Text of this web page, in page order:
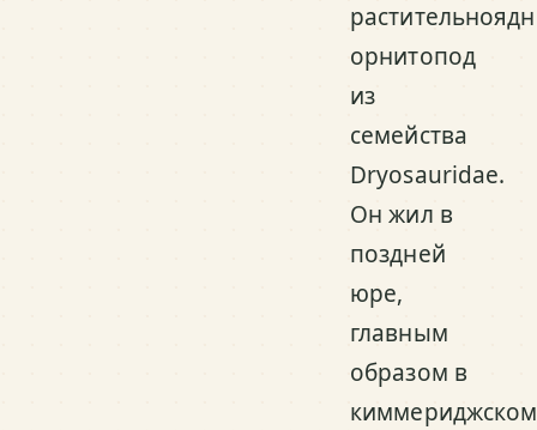
орнитопод
из
семейства
Dryosauridae.
Он жил в
поздней
юре,
главным
образом в
киммериджском